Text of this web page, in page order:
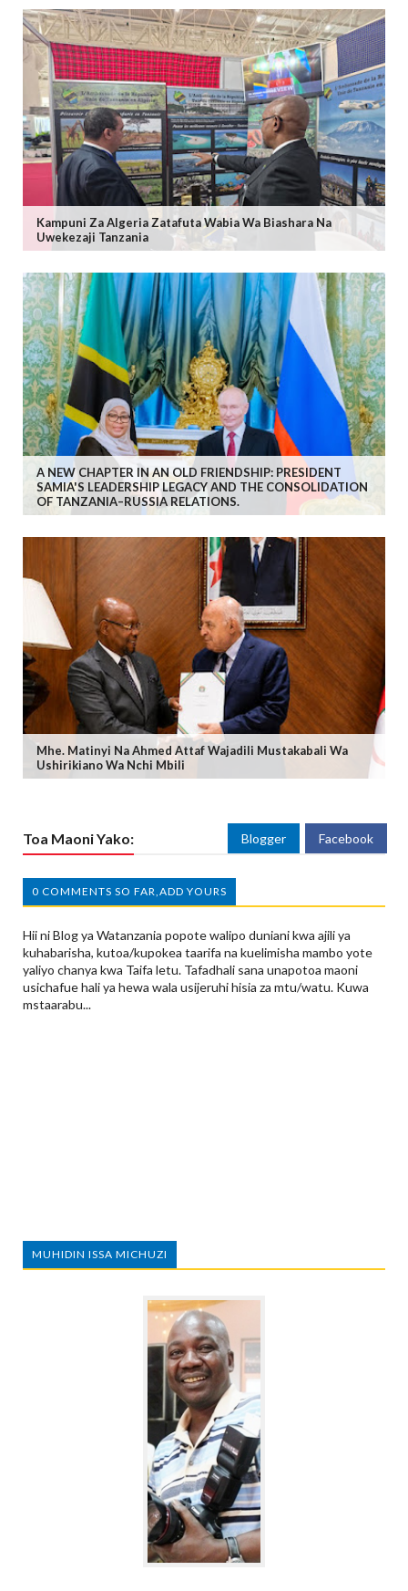
Kampuni Za Algeria Zatafuta Wabia Wa Biashara Na
Uwekezaji Tanzania
A NEW CHAPTER IN AN OLD FRIENDSHIP: PRESIDENT
SAMIA'S LEADERSHIP LEGACY AND THE CONSOLIDATION
OF TANZANIA–RUSSIA RELATIONS.
Mhe. Matinyi Na Ahmed Attaf Wajadili Mustakabali Wa
Ushirikiano Wa Nchi Mbili
Toa Maoni Yako: Blogger Facebook
0 COMMENTS SO FAR,ADD YOURS
Hii ni Blog ya Watanzania popote walipo duniani kwa ajili ya
kuhabarisha, kutoa/kupokea taarifa na kuelimisha mambo yote
yaliyo chanya kwa Taifa letu. Tafadhali sana unapotoa maoni
usichafue hali ya hewa wala usijeruhi hisia za mtu/watu. Kuwa
mstaarabu...
MUHIDIN ISSA MICHUZI